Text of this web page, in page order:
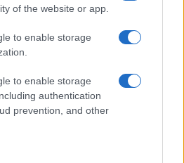
of the website or app.
to enable storage
to enable storage
authentication
prevention, and other
amor, salud, trabajo y dinero para